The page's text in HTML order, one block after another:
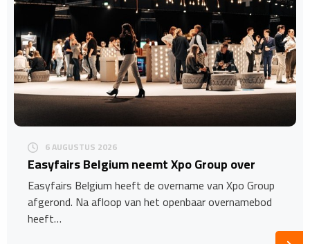
6 AUGUSTUS 2026
Easyfairs Belgium neemt Xpo Group over
Easyfairs Belgium heeft de overname van Xpo Group
afgerond. Na afloop van het openbaar overnamebod
heeft…